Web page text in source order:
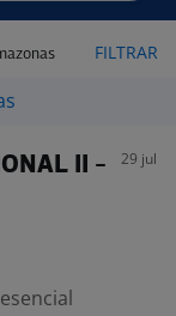
FILTRAR
II -
29 jul